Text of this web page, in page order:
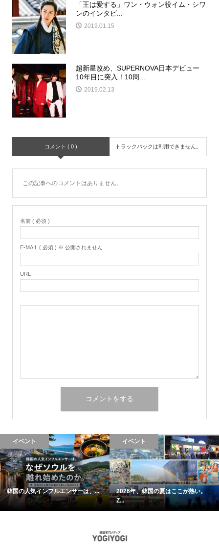
「王は愛する」ワン・ウォン役イム・シワ
ンのインタビ...
2019.01.15
超新星改め、SUPERNOVA日本デビュー
10年目に突入！10周...
2019.02.13
コメント ( 0 ) トラックバックは利用できません。
この記事へのコメントはありません。
名前 ( 必須 )
E-MAIL ( 必須 ) ※ 公開されません
URL
イベント
韓国の人気インフルエンサーは、...
イベント
2026年、韓国の夏はここが熱い。
Z...